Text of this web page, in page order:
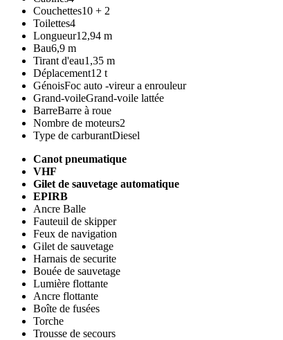
Couchettes10 + 2
Toilettes4
Longueur12,94 m
Bau6,9 m
Tirant d'eau1,35 m
Déplacement12 t
GénoisFoc auto -vireur a enrouleur
Grand-voileGrand-voile lattée
BarreBarre à roue
Nombre de moteurs2
Type de carburantDiesel
Canot pneumatique
VHF
Gilet de sauvetage automatique
EPIRB
Ancre Balle
Fauteuil de skipper
Feux de navigation
Gilet de sauvetage
Harnais de securite
Bouée de sauvetage
Lumière flottante
Ancre flottante
Boîte de fusées
Torche
Trousse de secours